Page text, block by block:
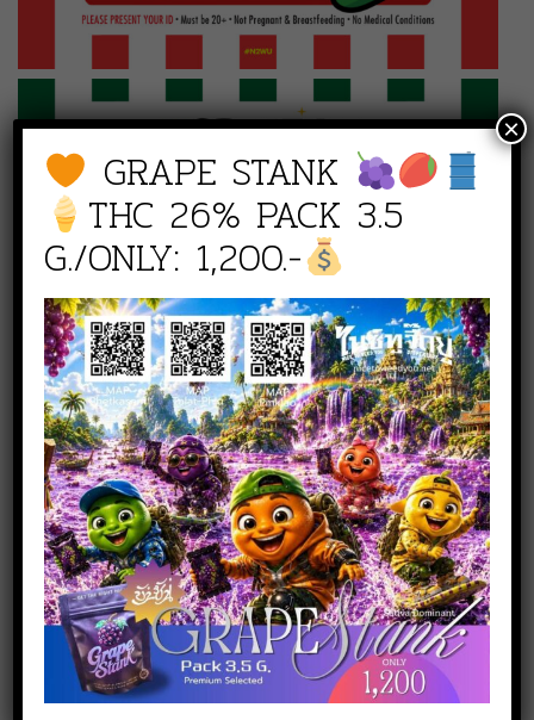
สั่งซื้อสินค้า
NICE TO WEED YOU สาขา
เพชรเกษม
GRAPE STANK
THC 26% PACK 3.5
G./ONLY: 1,200.-
×